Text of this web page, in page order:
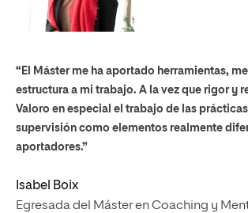
“ El Máster me ha aportado herramientas,
estructura a mi trabajo. A la vez que rigor y
Valoro en especial el trabajo de las
supervisión como elementos realmente
aportadores.”
Isabel Boix
Egresada del Máster en Coaching y